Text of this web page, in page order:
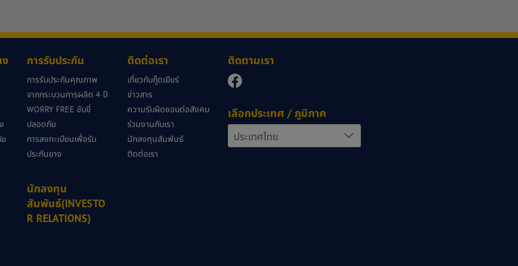
ง การรับประกัน
การรับประกันคุณภาพ
จากกระบวนการผลิต 4 ปี
WORRY FREE ขับขี่
ปลอดภัย
การลงทะเบียนเพื่อรับ
ประกันยาง
นักลงทุน
สัมพันธ์(INVESTO
R RELATIONS)
ติดต่อเรา
เกี่ยวกับกู๊ดเยียร์
ข่าวสาร
ความรับผิดชอบต่อสังคม
ร่วมงานกับเรา
นักลงทุนสัมพันธ์
ติดต่อเรา
ติดตามเรา
เลือกประเทศ / ภูมิภาค